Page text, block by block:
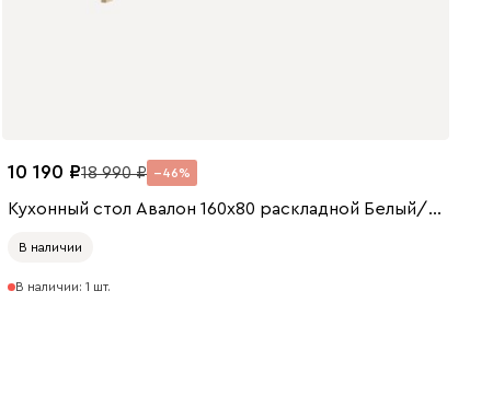
10 190 18 990 46
Кухонный стол Авалон 160x80 раскладной Белый/Натуральный
В наличии
В наличии: 1 шт.